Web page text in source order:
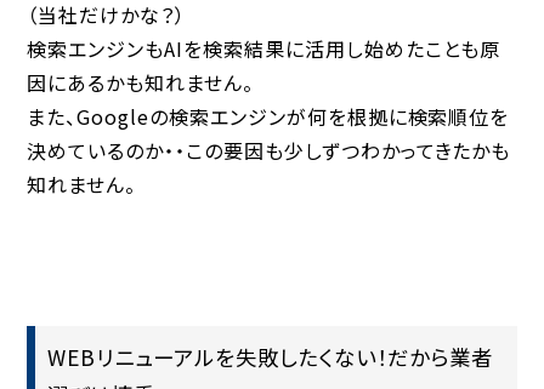
（当社だけかな？）
検索エンジンもAIを検索結果に活用し始めたことも原
因にあるかも知れません。
また、Googleの検索エンジンが何を根拠に検索順位を
決めているのか・・この要因も少しずつわかってきたかも
知れません。
WEBリニューアルを失敗したくない！だから業者